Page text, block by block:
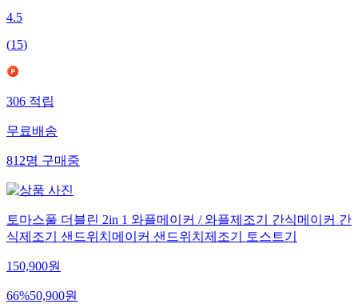
4.5
(15)
306 적립
무료배송
812명 구매중
토마스풀 더블린 2in 1 와플메이커 / 와플제조기 간식메이커 간
식제조기 샌드위치메이커 샌드위치제조기 토스트기
150,900원
66%50,900원